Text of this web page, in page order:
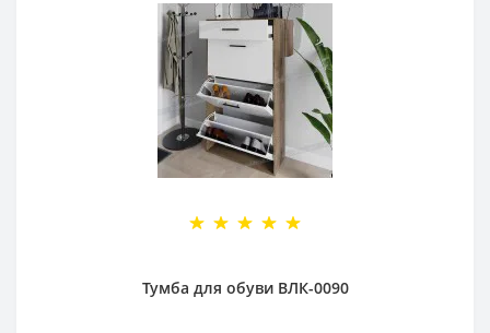
Тумба для обуви ВЛК-0090